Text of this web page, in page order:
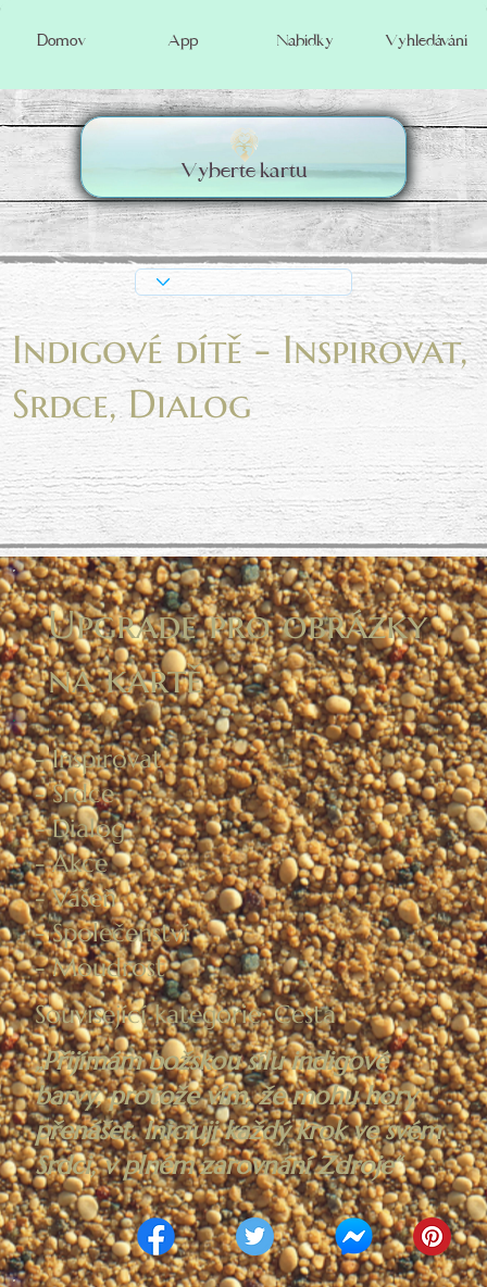
Domov App Nabídky Vyhledávání
- Inspirovat
- Srdce
- Dialog
- Akce
- Vášeň
- Společenství
- Moudrost
Související kategorie: Cesta
„Přijímám božskou sílu indigové
barvy, protože vím, že mohu hory
přenášet. Iniciuji každý krok ve svém
Srdci, v plném zarovnání Zdroje“
Upgrade pro obrázky
na kartě
Vyberte kartu
Indigové dítě - Inspirovat,
Srdce, Dialog